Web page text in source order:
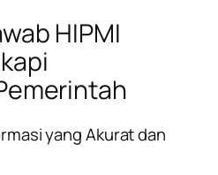
HIPMI
yang Akurat dan